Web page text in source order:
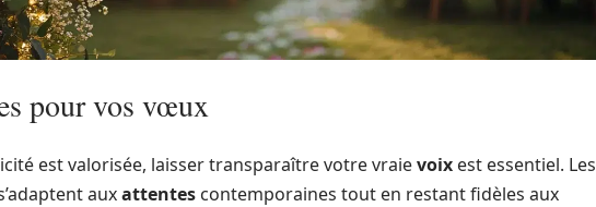
pour vos vœux
est valorisée, laisser transparaître votre vraievoix est essentiel. Les
auxattentes contemporaines tout en restant fidèles aux